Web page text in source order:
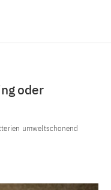
oder
umweltschonend